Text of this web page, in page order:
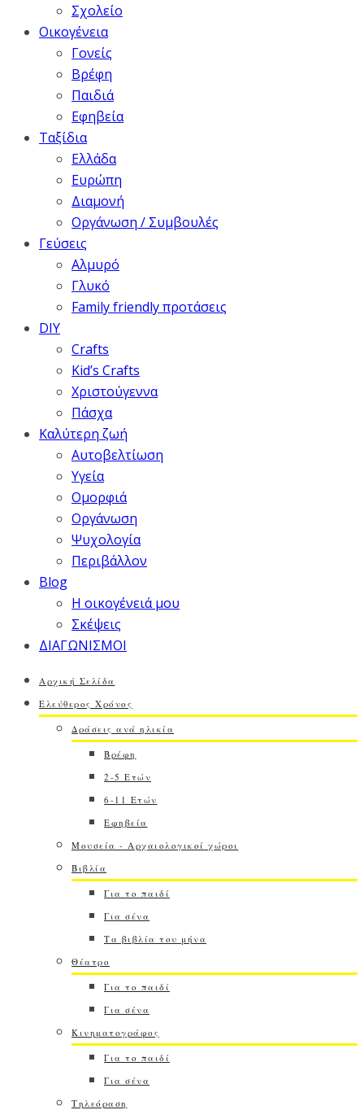
Σχολείο
Οικογένεια
Γονείς
Βρέφη
Παιδιά
Εφηβεία
Ταξίδια
Ελλάδα
Ευρώπη
Διαμονή
Οργάνωση / Συμβουλές
Γεύσεις
Αλμυρό
Γλυκό
Family friendly προτάσεις
DIY
Crafts
Kid’s Crafts
Χριστούγεννα
Πάσχα
Καλύτερη ζωή
Αυτοβελτίωση
Υγεία
Ομορφιά
Οργάνωση
Ψυχολογία
Περιβάλλον
Blog
Η οικογένειά μου
Σκέψεις
ΔΙΑΓΩΝΙΣΜΟΙ
Αρχική Σελίδα
Ελεύθερος Χρόνος
Δράσεις ανά ηλικία
Βρέφη
2-5 Ετών
6-11 Ετών
Εφηβεία
Μουσεία - Αρχαιολογικοί χώροι
Βιβλία
Για το παιδί
Για σένα
Τα βιβλία του μήνα
Θέατρο
Για το παιδί
Για σένα
Κινηματογράφος
Για το παιδί
Για σένα
Τηλεόραση